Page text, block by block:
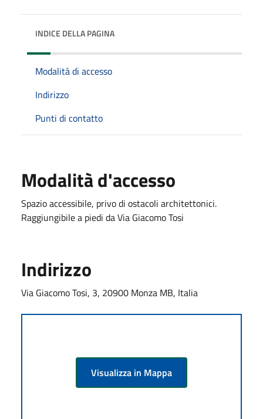
INDICE DELLA PAGINA
Modalità di accesso
Indirizzo
Punti di contatto
Modalità d'accesso
Spazio accessibile, privo di ostacoli architettonici.
Raggiungibile a piedi da Via Giacomo Tosi
Indirizzo
Via Giacomo Tosi, 3, 20900 Monza MB, Italia
Visualizza in Mappa